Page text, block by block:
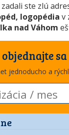
ste zlú
logopédia v
nad Váhom
jednoducho a